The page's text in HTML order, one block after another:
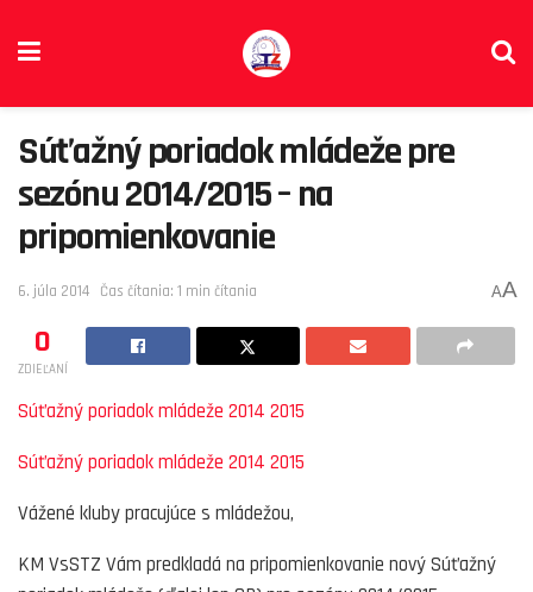
Súťažný poriadok mládeže pre
sezónu 2014/2015 – na
pripomienkovanie
6. júla 2014 Čas čítania: 1 min čítania AA
0
ZDIEĽANÍ
Súťažný poriadok mládeže 2014 2015
Súťažný poriadok mládeže 2014 2015
Vážené kluby pracujúce s mládežou,
KM VsSTZ Vám predkladá na pripomienkovanie nový Súťažný